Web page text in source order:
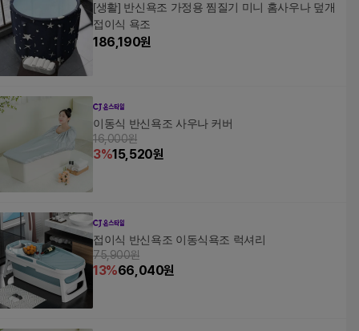
[생활] 반신욕조 가정용 찜질기 미니 홈사우나 덮개
접이식 욕조
186,190원
이동식 반신욕조 사우나 커버
16,000원
3%15,520원
접이식 반신욕조 이동식욕조 럭셔리
75,900원
13%66,040원